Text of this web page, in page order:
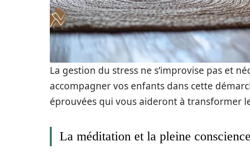
La gestion du stress ne s’improvise pas et
accompagner vos enfants dans cette
éprouvées qui vous aideront à transformer
La méditation et la pleine conscience